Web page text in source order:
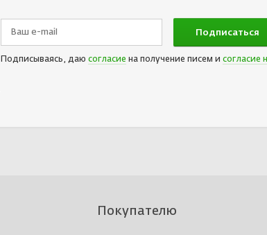
Подписываясь, даю согласие на получение писем и согласие
Покупателю